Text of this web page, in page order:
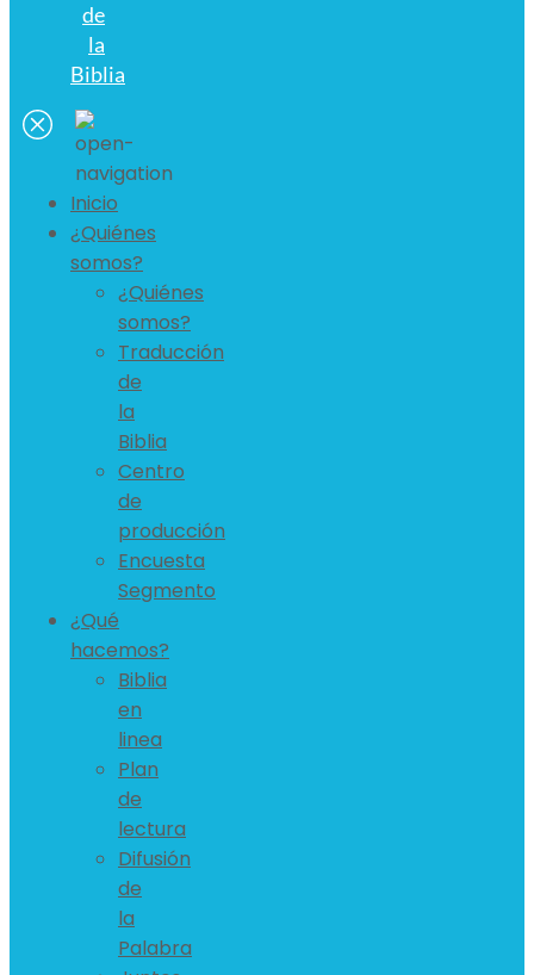
de
la
Biblia
Inicio
¿Quiénes
somos?
¿Quiénes
somos?
Traducción
de
la
Biblia
Centro
de
producción
Encuesta
Segmento
¿Qué
hacemos?
Biblia
en
linea
Plan
de
lectura
Difusión
de
la
Palabra